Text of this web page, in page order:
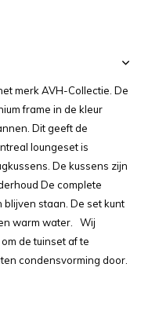
merk AVH-Collectie. De
frame in de kleur
Dit geeft de
loungeset is
De kussens zijn
De complete
staan. De set kunt
warm water. Wij
de tuinset af te
condensvorming door.